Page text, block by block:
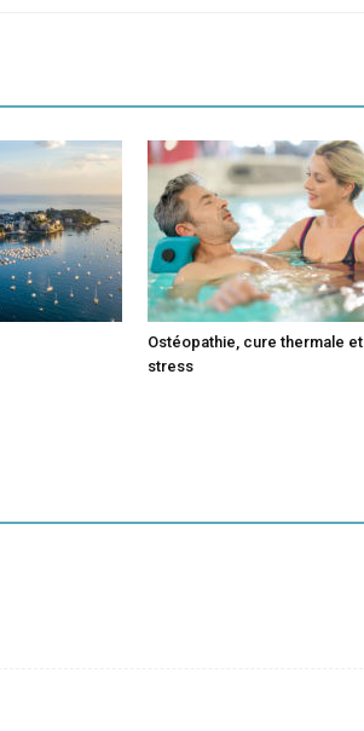
Ostéopathie, cure thermale et
stress